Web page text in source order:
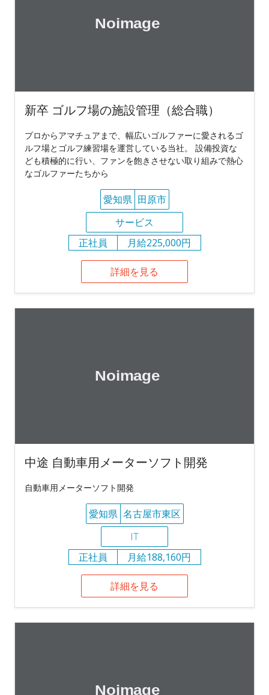
新卒 ゴルフ場の施設管理（総合職）
プロからアマチュアまで、幅広いゴルファーに愛されるゴ
ルフ場とゴルフ練習場を運営している当社。 設備投資な
ども積極的に行い、ファンを飽きさせない取り組みで熱心
なゴルファーたちから
愛知県 田原市
サービス
正社員
月給225,000円
詳細を見る
中途 自動車用メーターソフト開発
自動車用メーターソフト開発
愛知県 名古屋市東区
IT
正社員
月給188,160円
詳細を見る